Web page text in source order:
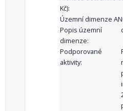
Kč):
Územní dimenze
Popis územní
dimenze:
Podporované
aktivity: